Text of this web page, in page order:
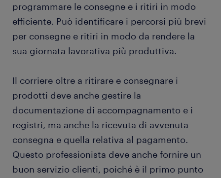
programmare le consegne e i ritiri in modo
efficiente. Può identificare i percorsi più brevi
per consegne e ritiri in modo da rendere la
sua giornata lavorativa più produttiva.
Il corriere oltre a ritirare e consegnare i
prodotti deve anche gestire la
documentazione di accompagnamento e i
registri, ma anche la ricevuta di avvenuta
consegna e quella relativa al pagamento.
Questo professionista deve anche fornire un
buon servizio clienti, poiché è il primo punto